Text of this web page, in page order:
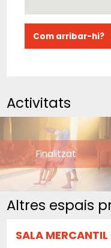
Com arribar-hi?
Activitats
Finalitzat
Altres espais
SALA MERCANTIL